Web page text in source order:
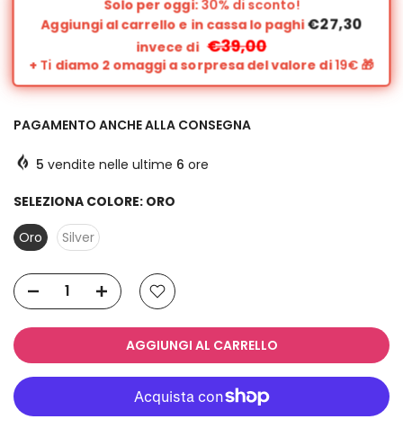
Solo per oggi:30% di sconto!
Aggiungi al carrello e in cassa lo paghi€27,30
invece di €39,00
+Tidiamo 2 omaggi a sorpresa del valore di19€🎁
PAGAMENTO ANCHE ALLA CONSEGNA
5 vendite nelle ultime 6 ore
SELEZIONA COLORE: ORO
Oro
Silver
AGGIUNGI AL CARRELLO